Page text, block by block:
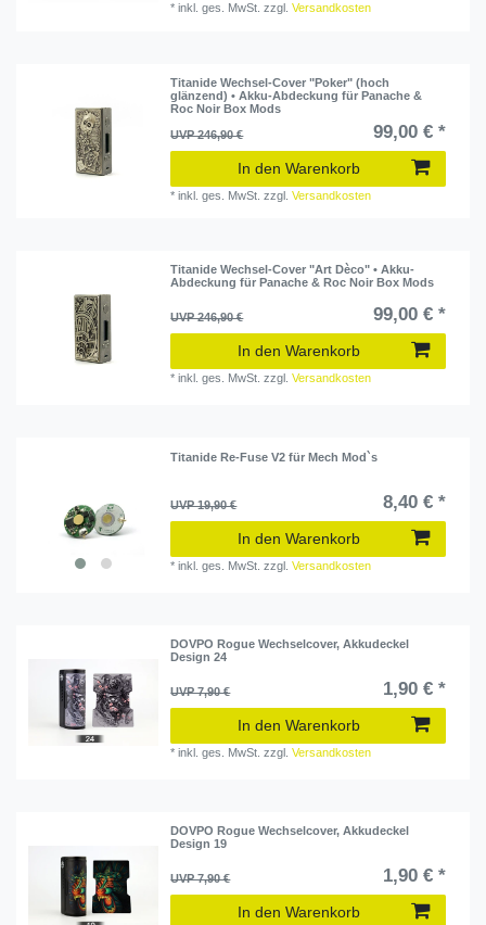
*inkl. ges. MwSt. zzgl.Versandkosten
Titanide Wechsel-Cover "Poker" (hoch
glänzend) • Akku-Abdeckung für Panache &
Roc Noir Box Mods
UVP 246,90 €
99,00 € *
In den Warenkorb
*inkl. ges. MwSt. zzgl.Versandkosten
Titanide Wechsel-Cover "Art Dèco" • Akku-
Abdeckung für Panache & Roc Noir Box Mods
UVP 246,90 € 99,00 € *
In den Warenkorb
*inkl. ges. MwSt. zzgl.Versandkosten
Titanide Re-Fuse V2 für Mech Mod`s
UVP 19,90 € 8,40 € *
In den Warenkorb
*inkl. ges. MwSt. zzgl.Versandkosten
DOVPO Rogue Wechselcover, Akkudeckel
Design 24
UVP 7,90 € 1,90 € *
In den Warenkorb
*inkl. ges. MwSt. zzgl.Versandkosten
DOVPO Rogue Wechselcover, Akkudeckel
Design 19
UVP 7,90 € 1,90 € *
In den Warenkorb